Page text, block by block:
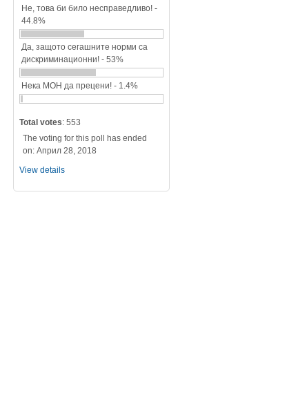
Не, това би било несправедливо! -
44.8%
Да, защото сегашните норми са
дискриминационни! - 53%
Нека МОН да прецени! - 1.4%
Total votes: 553
The voting for this poll has ended
on: Април 28, 2018
View details